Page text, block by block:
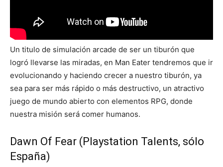
Un titulo de simulación arcade de ser un tiburón que
logró llevarse las miradas, en Man Eater tendremos que ir
evolucionando y haciendo crecer a nuestro tiburón, ya
sea para ser más rápido o más destructivo, un atractivo
juego de mundo abierto con elementos RPG, donde
nuestra misión será comer humanos.
Dawn Of Fear (Playstation Talents, sólo
España)